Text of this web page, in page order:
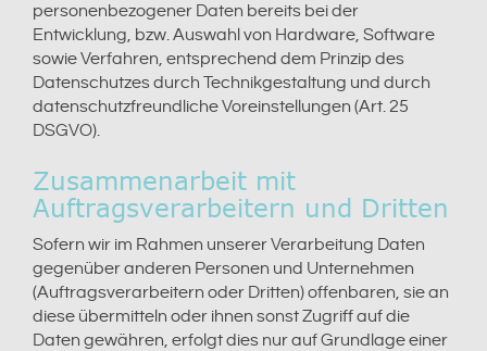
personenbezogener Daten bereits bei der
Entwicklung, bzw. Auswahl von Hardware, Software
sowie Verfahren, entsprechend dem Prinzip des
Datenschutzes durch Technikgestaltung und durch
datenschutzfreundliche Voreinstellungen (Art. 25
DSGVO).
Zusammenarbeit mit
Auftragsverarbeitern und Dritten
Sofern wir im Rahmen unserer Verarbeitung Daten
gegenüber anderen Personen und Unternehmen
(Auftragsverarbeitern oder Dritten) offenbaren, sie an
diese übermitteln oder ihnen sonst Zugriff auf die
Daten gewähren, erfolgt dies nur auf Grundlage einer